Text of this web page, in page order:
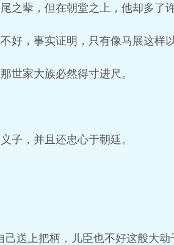
之辈，但在朝堂之上，他却多了
好，事实证明，只有像马展这样
世家大族必然得寸进尺。
子，并且还忠心于朝廷。
己送上把柄，儿臣也不好这般大